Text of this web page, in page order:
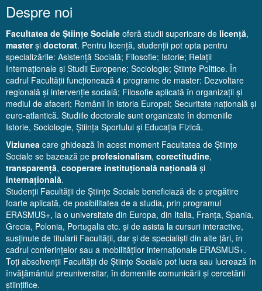
Despre noi
Facultatea de Științe Sociale oferă studii superioare de licență,
masterși doctorat. Pentru licență, studenții pot opta pentru
specializările: Asistență Socială; Filosofie; Istorie; Relații
Internaționale și Studii Europene; Sociologie; Științe Politice. În
cadrul Facultății funcționează 4 programe de master: Dezvoltare
regională și intervenție socială; Filosofie aplicată în organizații și
mediul de afaceri; Românii în istoria Europei; Securitate națională și
euro-atlantică. Studiile doctorale sunt organizate în domeniile
Istorie, Sociologie, Știința Sportului și Educația Fizică.
Viziunea care ghidează în acest moment Facultatea de Științe
Sociale se bazează pe profesionalism, corectitudine,
transparență, cooperare instituțională națională și
internațională.
Studenții Facultății de Științe Sociale beneficiază de o pregătire
foarte aplicată, de posibilitatea de a studia, prin programul
ERASMUS+, la o universitate din Europa, din Italia, Franța, Spania,
Grecia, Polonia, Portugalia etc. și de asista la cursuri interactive,
susținute de titularii Facultății, dar și de specialiști din alte țări, în
cadrul conferințelor sau a mobilităților internaționale ERASMUS+.
Toți absolvenții Facultății de Științe Sociale pot lucra sau lucrează în
învățământul preuniversitar, în domeniile comunicării și cercetării
științifice.